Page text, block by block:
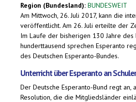
Region (Bundesland): BUNDESWEIT
Am Mittwoch, 26. Juli 2017, kann die
veröffentlicht. Am 26. Juli erteilte der
Im Laufe der bisherigen 130 Jahre
hunderttausend sprechen Esperanto
des Deutschen Esperanto-Bundes.
Unterricht über Esperanto an
Der Deutsche Esperanto-Bund regt
Resolution, die die Mitgliedsländer